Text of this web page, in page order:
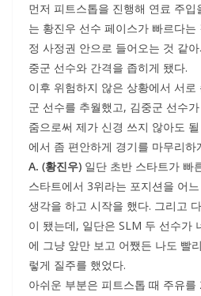
먼저 피트스톱을 진행해 연료 주입
는 황진우 선수 페이스가 빠르다
정 사정권 안으로 들어오는 것 같
중군 선수와 간격을 좁히게 됐다.
이후 위험하지 않은 상황에서 서
군 선수를 추월했고, 김중군 선수
줌으로써 제가 신경 쓰지 않아도
에서 좀 편안하게 경기를 마무리하
A. (황진우) 일단 초반 스타트가 빠
스타트에서 3위라는 포지션을 어
생각을 하고 시작을 했다. 그리고
이 됐는데, 일단은 SLM 두 선수가
에 그냥 앞만 보고 어쨌든 나도 빨
렇게 질주를 했었다.
아쉬운 부분은 피트스톱 때 주유